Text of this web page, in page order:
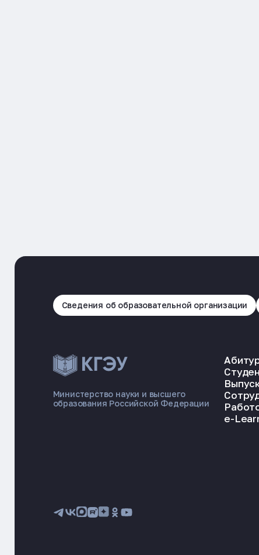
Сведения об образовательной организации
Министерство науки и высшего
образования Российской Федерации
e-